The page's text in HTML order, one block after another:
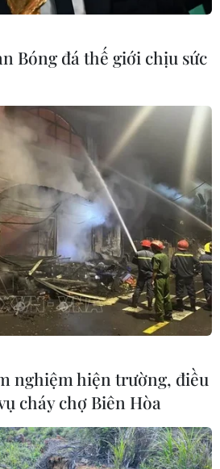
MỤC
lũ cận kề,
sông 'nuốt' đất
hàng chục
không thể hạ
lở đất ở 8 tỉnh
Hóa
thiệt hại khoảng
Quang
Bóng đá thế giới chịu sức
nghiệm hiện trường, điều
cháy chợ Biên Hòa